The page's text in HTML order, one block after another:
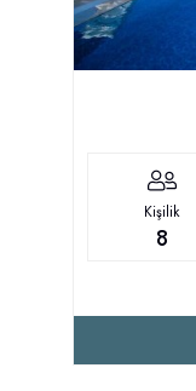
Kişilik
8